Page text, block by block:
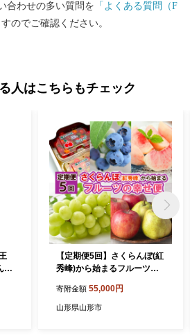
合わせの多い質問を 「よくある質問（F
のでご確認ください。
人はこちらもチェック
【定期便5回】さくらんぼ(紅
秀峰)から始まるフルーツの
約】FS25-626
寄附金額 55,000円
山形県山形市